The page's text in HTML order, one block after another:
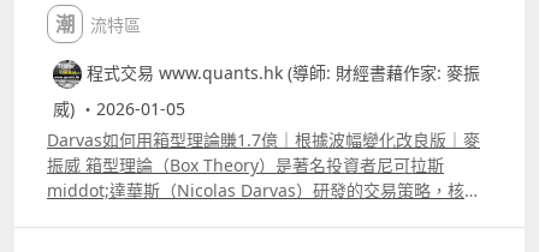
潮流特區
程式交易 www.quants.hk (導師: 財經書藉作家: 麥振
威) ・2026-01-05
Darvas如何用箱型理論賺1.7億｜根據波幅變化改良版｜麥
振威 箱型理論（Box Theory）是著名投資者尼可拉斯
middot;達華斯（Nicolas Darvas）研發的交易策略，核心